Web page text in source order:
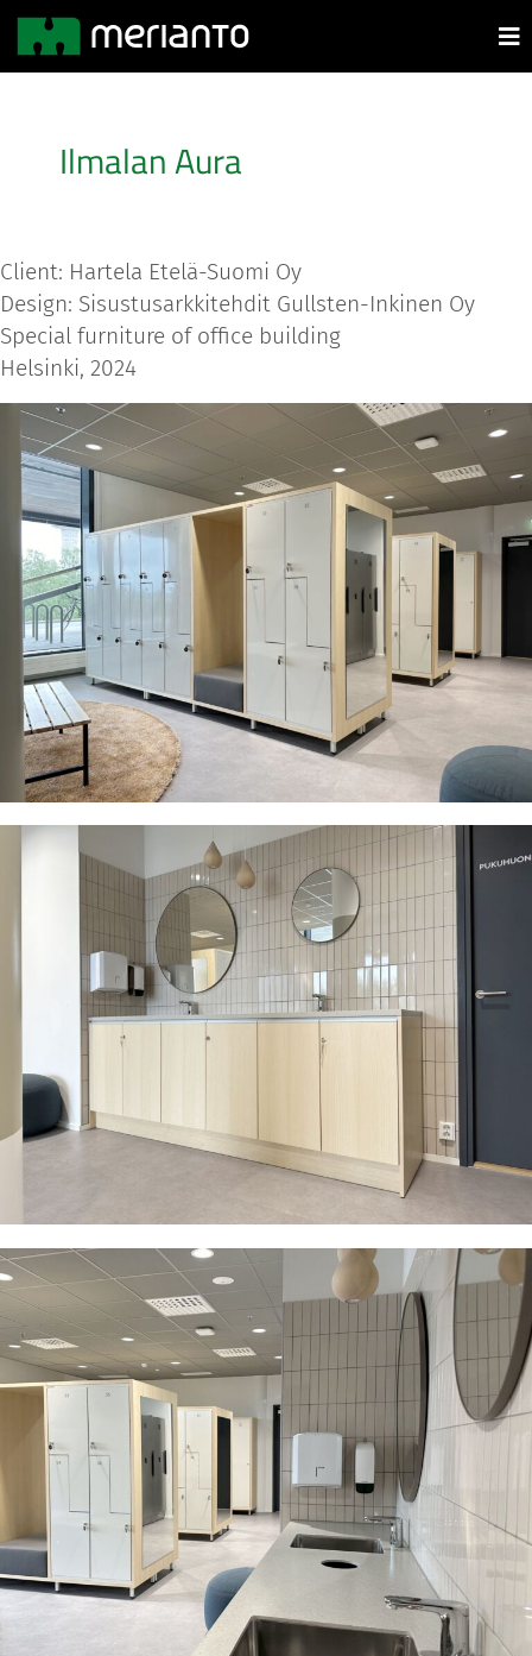
Ilmalan Aura
Client: Hartela Etelä-Suomi Oy
Design: Sisustusarkkitehdit Gullsten-Inkinen Oy
Special furniture of office building
Helsinki, 2024